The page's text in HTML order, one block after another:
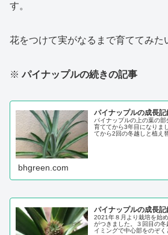
す。
花をつけて実がなるまで育ててみた
※ パイナップルの続きの記事
パイナップルの成長
パイナップルの上の葉の
育ててから3年目になりま
てから2回の冬越しと植え
bhgreen.com
パイナップルの成長
2021年８月より栽培を始
がつきました。３回目の
イミングで中心部をのぞ